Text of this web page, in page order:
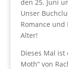
den 25. Juni
Unser
Romance und
Alter!
Dieses Mal
Moth“ von